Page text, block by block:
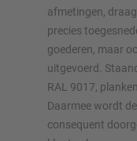
afmetingen,
precies
goederen, maar
uitgevoerd.
RAL 9017,
Daarmee wordt
consequent